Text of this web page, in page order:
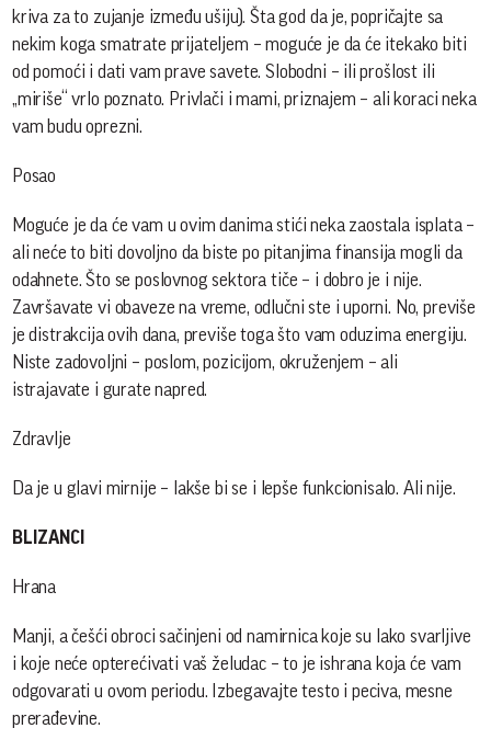
kriva za to zujanje između ušiju). Šta god da je, popričajte sa
nekim koga smatrate prijateljem – moguće je da će itekako biti
od pomoći i dati vam prave savete. Slobodni – ili prošlost ili
„miriše“ vrlo poznato. Privlači i mami, priznajem – ali koraci neka
vam budu oprezni.
Posao
Moguće je da će vam u ovim danima stići neka zaostala isplata –
ali neće to biti dovoljno da biste po pitanjima finansija mogli da
odahnete. Što se poslovnog sektora tiče – i dobro je i nije.
Završavate vi obaveze na vreme, odlučni ste i uporni. No, previše
je distrakcija ovih dana, previše toga što vam oduzima energiju.
Niste zadovoljni – poslom, pozicijom, okruženjem – ali
istrajavate i gurate napred.
Zdravlje
Da je u glavi mirnije – lakše bi se i lepše funkcionisalo. Ali nije.
BLIZANCI
Hrana
Manji, a češći obroci sačinjeni od namirnica koje su lako svarljive
i koje neće opterećivati vaš želudac – to je ishrana koja će vam
odgovarati u ovom periodu. Izbegavajte testo i peciva, mesne
prerađevine.